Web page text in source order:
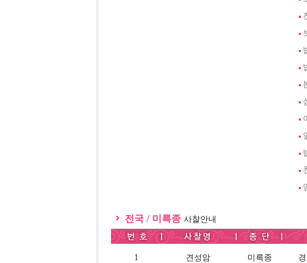
전국 / 미륵종 사찰안내
1 견성암 미륵종